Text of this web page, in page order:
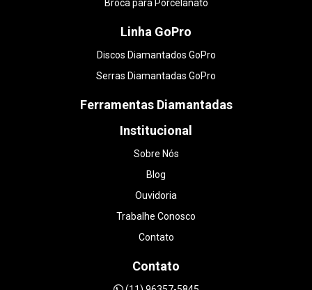
Broca para Porcelanato
Linha GoPro
Discos Diamantados GoPro
Serras Diamantadas GoPro
Ferramentas Diamantadas
Institucional
Sobre Nós
Blog
Ouvidoria
Trabalhe Conosco
Contato
Contato